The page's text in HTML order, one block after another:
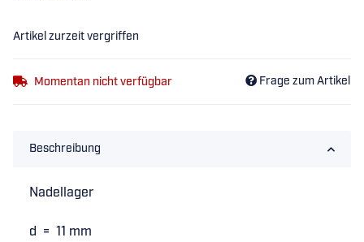
Artikel zurzeit vergriffen
Momentan nicht verfügbar Frage zum Artikel
Beschreibung
Nadellager
d = 11 mm